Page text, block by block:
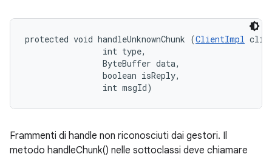
protected void handleUnknownChunk (ClientImpl
                int type,
                ByteBuffer data,
                boolean isReply,
                int msgId)
Frammenti di handle non riconosciuti dai gestori. Il
metodo handleChunk() nelle sottoclassi deve chiamare